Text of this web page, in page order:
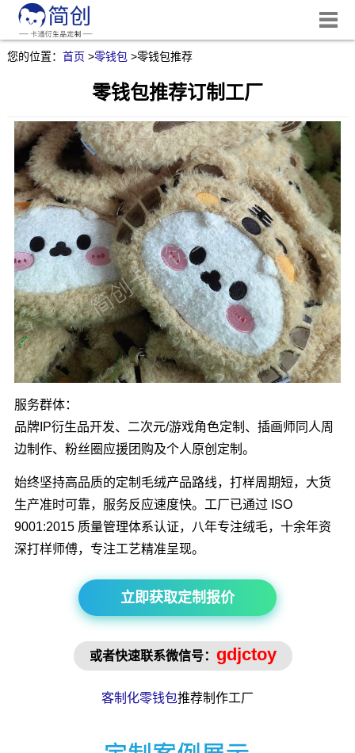
您的位置： 首页 >零钱包 >零钱包推荐
零钱包推荐订制工厂
服务群体：
品牌IP衍生品开发、二次元/游戏角色定制、插画师同人周
边制作、粉丝圈应援团购及个人原创定制。
始终坚持高品质的定制毛绒产品路线，打样周期短，大货
生产准时可靠，服务反应速度快。工厂已通过 ISO
9001:2015 质量管理体系认证，八年专注绒毛，十余年资
深打样师傅，专注工艺精准呈现。
立即获取定制报价
或者快速联系微信号： gdjctoy
客制化零钱包推荐制作工厂